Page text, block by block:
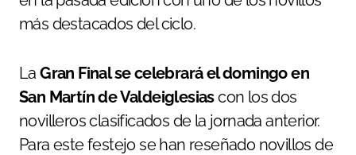
más destacados del ciclo.
LaGran Final se celebrará el domingo en
San Martín de Valdeiglesiascon los dos
novilleros clasificados de la jornada anterior.
Para este festejo se han reseñado novillos de